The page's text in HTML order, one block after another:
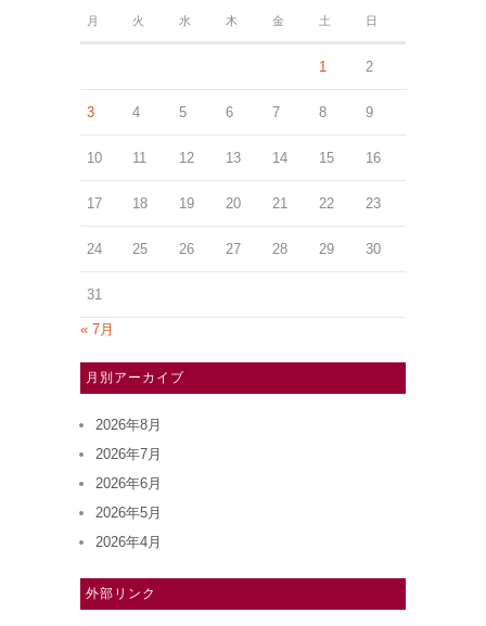
月 火 水 木 金 土 日
1 2
3 4 5 6 7 8 9
10 11 12 13 14 15 16
17 18 19 20 21 22 23
24 25 26 27 28 29 30
31
« 7月
月別アーカイブ
2026年8月
2026年7月
2026年6月
2026年5月
2026年4月
外部リンク